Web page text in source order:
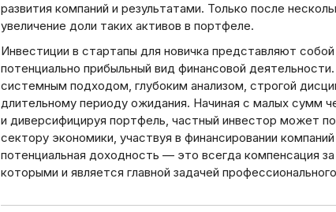
развития компаний и результатами. Только после
увеличение доли таких активов в портфеле.
Инвестиции в стартапы для новичка представляют
потенциально прибыльный вид финансовой
системным подходом, глубоким анализом, строгой
длительному периоду ожидания. Начиная с малых сумм
и диверсифицируя портфель, частный инвестор может
сектору экономики, участвуя в финансировании
потенциальная доходность — это всегда компенсация
которыми и является главной задачей